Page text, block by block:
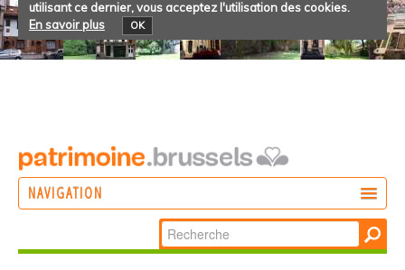
utilisant ce dernier, vous acceptez l'utilisation des cookies.
En savoir plus
OK
NAVIGATION
Chercher par
Recherche